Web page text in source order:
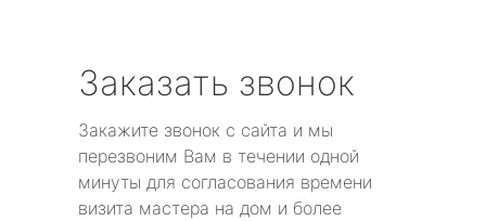
Заказать звонок
Закажите звонок с сайта и мы
перезвоним Вам в течении одной
минуты для согласования времени
визита мастера на дом и более